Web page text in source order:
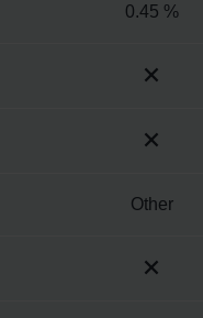
0.45 %
Other